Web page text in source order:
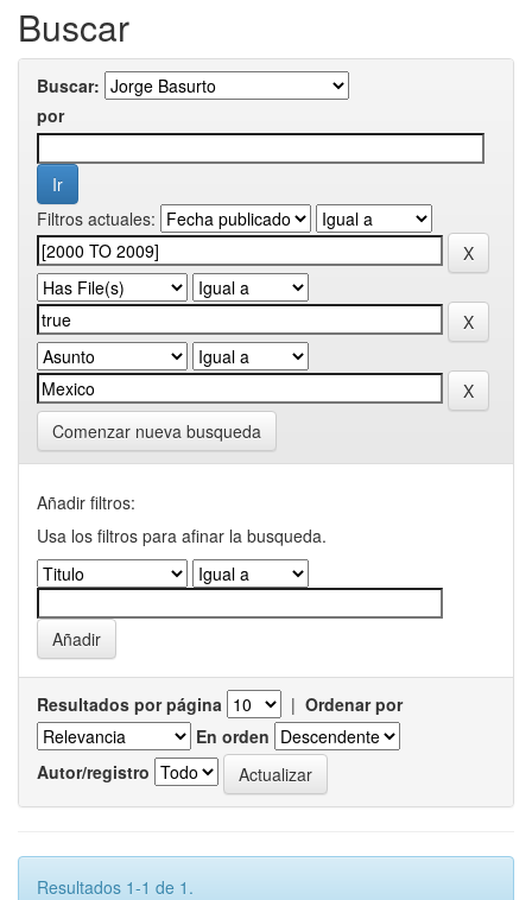
Buscar
Buscar:
por
Filtros actuales:
Comenzar nueva busqueda
Añadir filtros:
Usa los filtros para afinar la busqueda.
Resultados por página | Ordenar por
En orden
Autor/registro
Resultados 1-1 de 1.